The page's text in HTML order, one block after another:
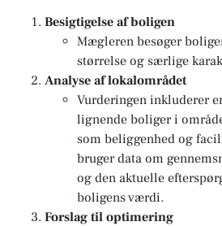
Besigtigelse af boligen
Mægleren besøger
størrelse og særlige
Analyse af lokalområdet
Vurderingen inkluderer
lignende boliger i
som beliggenhed og
bruger data om
og den aktuelle
boligens værdi.
Forslag til optimering